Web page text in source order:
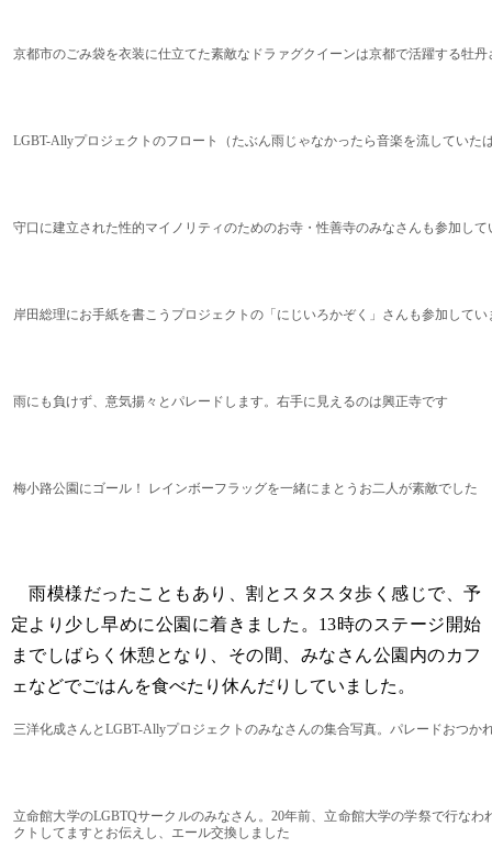
京都市のごみ袋を衣装に仕立てた素敵なドラァグクイーンは京都で活躍する牡丹
LGBT-Allyプロジェクトのフロート（たぶん雨じゃなかったら音楽を流していた
守口に建立された性的マイノリティのためのお寺・性善寺のみなさんも参加して
岸田総理にお手紙を書こうプロジェクトの「にじいろかぞく」さんも参加してい
雨にも負けず、意気揚々とパレードします。右手に見えるのは興正寺です
梅小路公園にゴール！ レインボーフラッグを一緒にまとうお二人が素敵でした
雨模様だったこともあり、割とスタスタ歩く感じで、予
定より少し早めに公園に着きました。13時のステージ開始
までしばらく休憩となり、その間、みなさん公園内のカフ
ェなどでごはんを食べたり休んだりしていました。
三洋化成さんとLGBT-Allyプロジェクトのみなさんの集合写真。パレードおつか
立命館大学のLGBTQサークルのみなさん。20年前、立命館大学の学祭で行な
クトしてますとお伝えし、エール交換しました